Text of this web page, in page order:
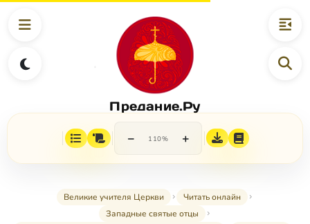
Предание.Ру
− 110% +
Великие учителя Церкви
Читать онлайн
Западные святые отцы